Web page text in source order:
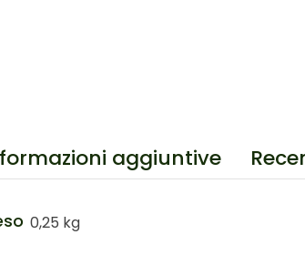
aggiuntive
0,25 kg